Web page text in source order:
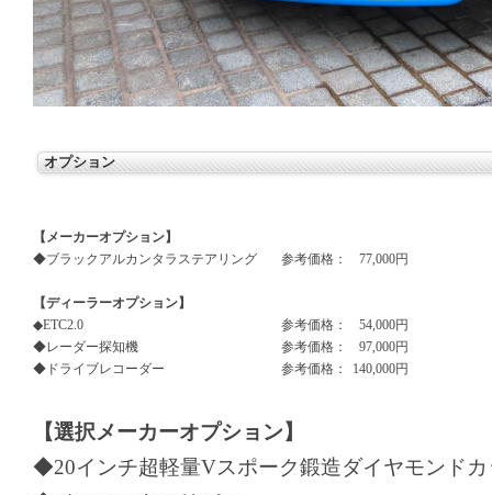
オプション
【メーカーオプション】
◆ブラックアルカンタラステアリング
参考価格： 77,000円
【ディーラーオプション】
◆ETC2.0
参考価格：
54,000円
◆レーダー探知機
参考価格：
97,000円
◆ドライブレコーダー
参考価格： 140,000円
【選択メーカーオプション】
◆20インチ超軽量Vスポーク鍛造ダイヤモンド